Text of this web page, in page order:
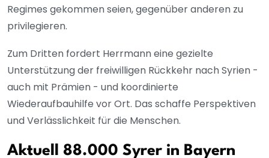
Regimes gekommen seien, gegenüber anderen zu
privilegieren.
Zum Dritten fordert Herrmann eine gezielte
Unterstützung der freiwilligen Rückkehr nach Syrien -
auch mit Prämien - und koordinierte
Wiederaufbauhilfe vor Ort. Das schaffe Perspektiven
und Verlässlichkeit für die Menschen.
Aktuell 88.000 Syrer in Bayern